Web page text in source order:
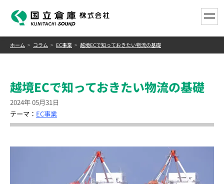
ホーム コラム EC事業 越境ECで知っておきたい物流の基礎
越境ECで知っておきたい物流の基礎
2024年 05月31日
テーマ： EC事業